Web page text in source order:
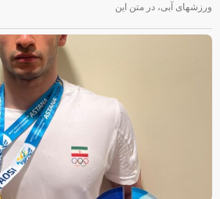
ورزشهای آبی، در متن این